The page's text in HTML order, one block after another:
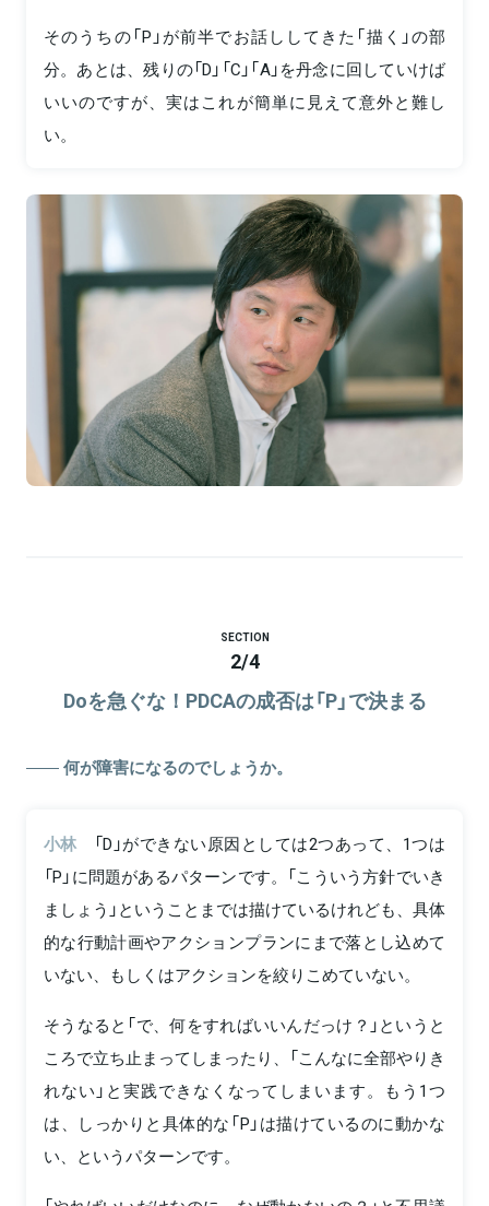
そのうちの「P」が前半でお話ししてきた「描く」の部
分。あとは、残りの「D」「C」「A」を丹念に回していけば
いいのですが、実はこれが簡単に見えて意外と難し
い。
SECTION
2/4
Doを急ぐな！PDCAの成否は「P」で決まる
何が障害になるのでしょうか。
小林
「D」ができない原因としては2つあって、1つは
「P」に問題があるパターンです。「こういう方針でいき
ましょう」ということまでは描けているけれども、具体
的な行動計画やアクションプランにまで落とし込めて
いない、もしくはアクションを絞りこめていない。
そうなると「で、何をすればいいんだっけ？」というと
ころで立ち止まってしまったり、「こんなに全部やりき
れない」と実践できなくなってしまいます。もう1つ
は、しっかりと具体的な「P」は描けているのに動かな
い、というパターンです。